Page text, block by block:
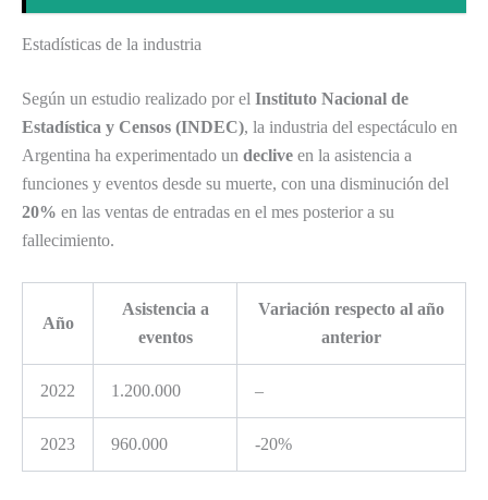
Estadísticas de la industria
Según un estudio realizado por el Instituto Nacional de
Estadística y Censos (INDEC), la industria del espectáculo en
Argentina ha experimentado un declive en la asistencia a
funciones y eventos desde su muerte, con una disminución del
20% en las ventas de entradas en el mes posterior a su
fallecimiento.
Año
Asistencia a
eventos
Variación respecto al año
anterior
2022 1.200.000 –
2023 960.000 -20%